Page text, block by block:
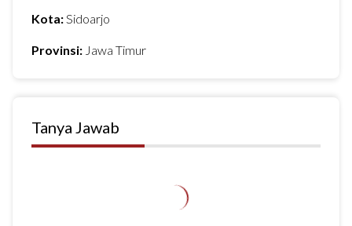
Kota:Sidoarjo
Provinsi: Jawa Timur
Tanya Jawab